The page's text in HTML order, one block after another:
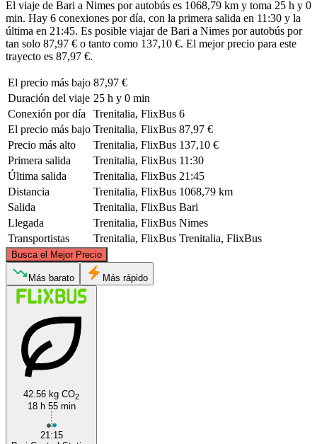
El viaje de Bari a Nimes por autobús es 1068,79 km y toma 25 h y 0
min. Hay 6 conexiones por día, con la primera salida en 11:30 y la
última en 21:45. Es posible viajar de Bari a Nimes por autobús por
tan solo 87,97 € o tanto como 137,10 €. El mejor precio para este
trayecto es 87,97 €.
El precio más bajo 87,97 €
Duración del viaje 25 h y 0 min
Conexión por día
Trenitalia, FlixBus 6
El precio más bajo Trenitalia, FlixBus 87,97 €
Precio más alto
Trenitalia, FlixBus 137,10 €
Primera salida
Trenitalia, FlixBus 11:30
Última salida
Trenitalia, FlixBus 21:45
Distancia
Trenitalia, FlixBus 1068,79 km
Salida
Trenitalia, FlixBus Bari
Llegada
Trenitalia, FlixBus Nimes
Transportistas
Trenitalia, FlixBus Trenitalia, FlixBus
Busca el Mejor Precio
©CARTO, ©OpenStreetMapcontributors
Más barato Más rápido
42.56 kg CO2
18 h 55 min
21:15